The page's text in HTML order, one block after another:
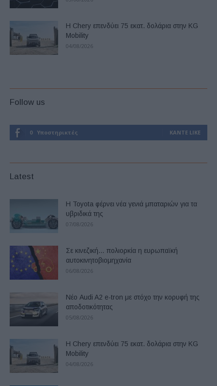
Η Chery επενδύει 75 εκατ. δολάρια στην KG
Mobility
04/08/2026
Follow us
0 Υποστηρικτές ΚΆΝΤΕ LIKE
Latest
Η Toyota φέρνει νέα γενιά μπαταριών για τα
υβριδικά της
07/08/2026
Σε κινεζική… πολιορκία η ευρωπαϊκή
αυτοκινητοβιομηχανία
06/08/2026
Νέο Audi A2 e-tron με στόχο την κορυφή της
αποδοτικότητας
05/08/2026
Η Chery επενδύει 75 εκατ. δολάρια στην KG
Mobility
04/08/2026